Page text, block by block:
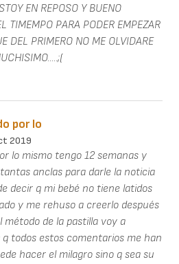
EN REPOSO Y BUENO
TIMEMPO PARA PODER EMPEZAR
DEL PRIMERO NO ME OLVIDARE
por lo
2019
lo mismo tengo 12 semanas y
anclas para darle la noticia
decir q mi bebé no tiene latidos
y me rehuso a creerlo después
método de la pastilla voy a
todos estos comentarios me han
hacer el milagro sino q sea su